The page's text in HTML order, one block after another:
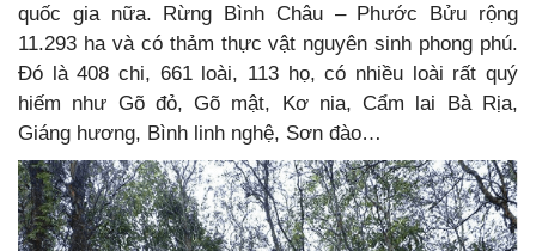
quốc gia nữa. Rừng Bình Châu – Phước Bửu rộng
11.293 ha và có thảm thực vật nguyên sinh phong phú.
Đó là 408 chi, 661 loài, 113 họ, có nhiều loài rất quý
hiếm như Gõ đỏ, Gõ mật, Kơ nia, Cẩm lai Bà Rịa,
Giáng hương, Bình linh nghệ, Sơn đào…